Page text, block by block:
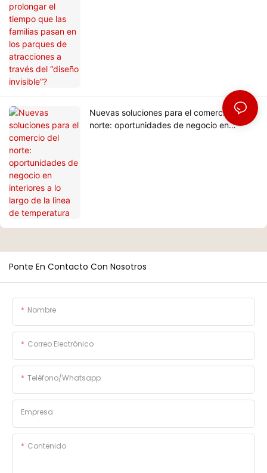
Nuevas soluciones para el comercio del
norte: oportunidades de negocio en
Ponte En Contacto Con Nosotros
Nombre
Correo Electrónico
Teléfono/whatsapp
Empresa
Contenido